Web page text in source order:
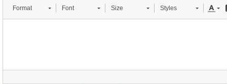
Format Font Size Styles